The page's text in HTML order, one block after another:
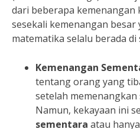
dari beberapa kemenangan
sesekali kemenangan
matematika selalu berada di
Kemenangan
tentang orang yang
setelah
Namun, kekayaan ini
sementara atau hanya